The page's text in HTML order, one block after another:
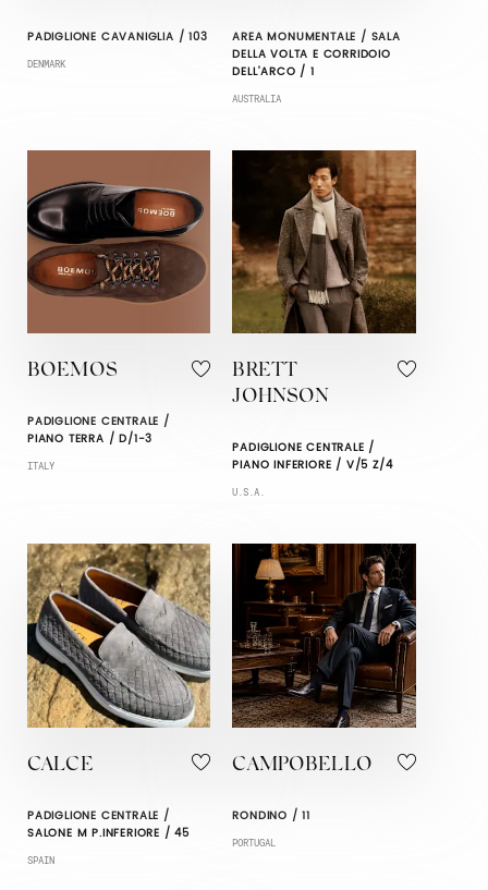
PADIGLIONE CAVANIGLIA / 103
DENMARK
AREA MONUMENTALE / SALA
DELLA VOLTA E CORRIDOIO
DELL'ARCO / 1
AUSTRALIA
BOEMOS
PADIGLIONE CENTRALE /
PIANO TERRA / D/1-3
ITALY
BRETT
JOHNSON
PADIGLIONE CENTRALE /
PIANO INFERIORE / V/5 Z/4
U.S.A.
CALCE
PADIGLIONE CENTRALE /
SALONE M P.INFERIORE / 45
SPAIN
CAMPOBELLO
RONDINO / 11
PORTUGAL